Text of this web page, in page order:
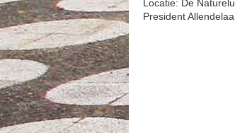
Locatie: De
President